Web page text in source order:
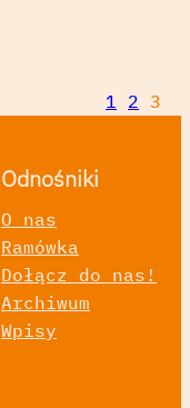
1 2 3
Odnośniki
O nas
Ramówka
Dołącz do nas!
Archiwum
Wpisy